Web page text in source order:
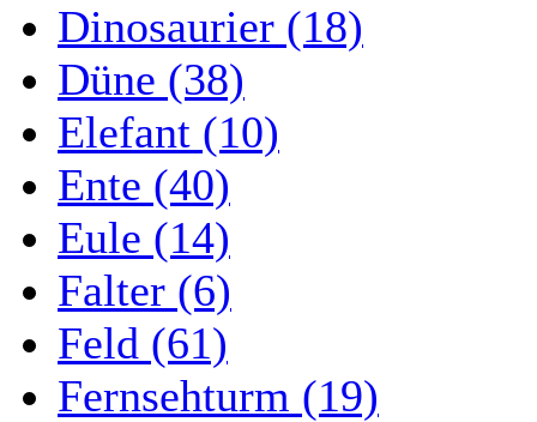
Dinosaurier (18)
Düne (38)
Elefant (10)
Ente (40)
Eule (14)
Falter (6)
Feld (61)
Fernsehturm (19)